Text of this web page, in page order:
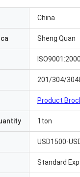
China
Sheng Quan
ISO9001:2000
201/304/
Product
1ton
USD1500-
Standard